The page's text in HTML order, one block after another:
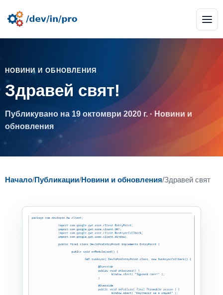
НОВИНИ И ОБНОВЛЕНИЯ
Здравей свят!
Публикувано на 19 октомври 2020 г. · Новини и
обновления
Начало/Публикации/Новини и обновления/Здравей свят